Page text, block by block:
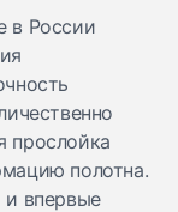
в России
прослойка
полотна.
и впервые